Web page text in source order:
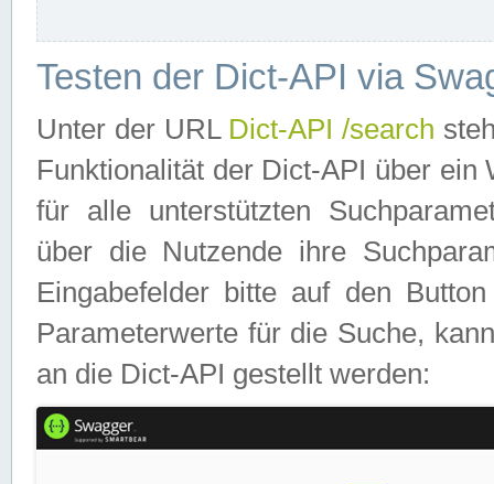
Testen der Dict-API via
Unter der URL Dict-API /search
Funktionalität der Dict-API über
für alle unterstützten
über die Nutzende ihre
Eingabefelder bitte auf den
Parameterwerte für die Suche,
an die Dict-API gestellt werden: